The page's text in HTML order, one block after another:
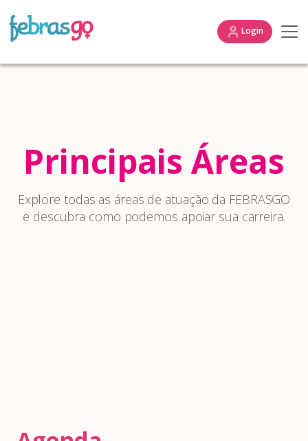
Login
Principais Áreas
Explore todas as áreas de atuação da FEBRASGO
e descubra como podemos apoiar sua carreira.